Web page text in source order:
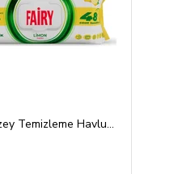
Fairy Yüzey Temizleme Havlusu Limon Yağlı 100'lü